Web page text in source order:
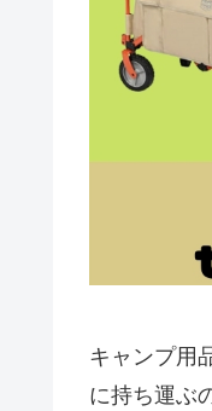
キャンプ用
に持ち運ぶ